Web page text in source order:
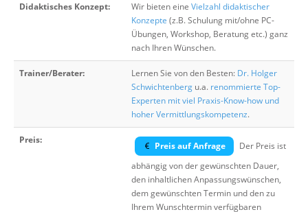
Didaktisches Konzept: Wir bieten eine Vielzahl didaktischer
Konzepte (z.B. Schulung mit/ohne PC-
Übungen, Workshop, Beratung etc.) ganz
nach Ihren Wünschen.
Trainer/Berater: Lernen Sie von den Besten: Dr. Holger
Schwichtenberg u.a. renommierte Top-
Experten mit viel Praxis-Know-how und
hoher Vermittlungskompetenz.
Preis:
Preis auf Anfrage
Der Preis ist
abhängig von der gewünschten Dauer,
den inhaltlichen Anpassungswünschen,
dem gewünschten Termin und den zu
Ihrem Wunschtermin verfügbaren